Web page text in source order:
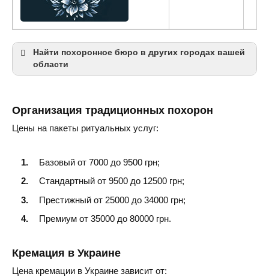
Найти похоронное бюро в других городах вашей
области
Могилёв-Подольский
Жмеринка
Организация традиционных похорон
Цены на пакеты ритуальных услуг:
Базовый от 7000 до 9500 грн;
Стандартный от 9500 до 12500 грн;
Престижный от 25000 до 34000 грн;
Премиум от 35000 до 80000 грн.
Кремация в Украине
Цена кремации в Украине зависит от: